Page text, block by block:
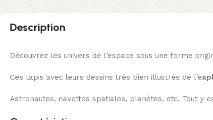
Description
Découvrez les univers de l’espace sous une forme
Ces tapis avec leurs dessins très bien illustrés de l’e
Astronautes, navettes spatiales, planètes, etc. Tout y